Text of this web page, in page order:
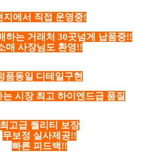
지에서 직접 운영중!
하는 거래처 30곳넘게 납품중!!
매 사장님도 환영!!
품동일 디테일구현
는 시장 최고 하이엔드급 품질
최고급 퀄리티 보장
무보정 실사제공!!
빠른 피드백!!